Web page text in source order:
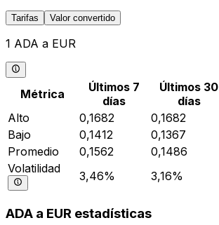
Tarifas Valor convertido
1 ADA a EUR
Métrica
Últimos 7
días
Últimos 30
días
Alto
0,1682 0,1682
Bajo
0,1412 0,1367
Promedio
0,1562 0,1486
Volatilidad
3,46% 3,16%
ADA a EUR estadísticas